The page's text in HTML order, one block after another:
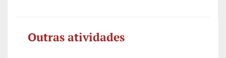
Outras atividades